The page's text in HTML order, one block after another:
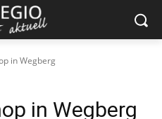
in Wegberg
in Wegberg